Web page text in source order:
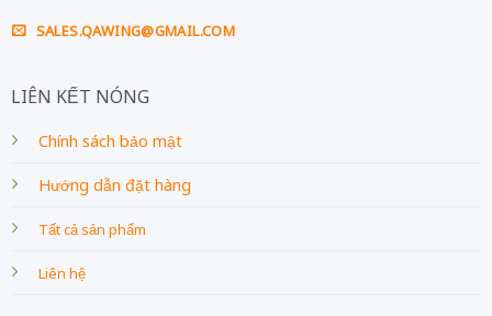
SALES.QAWING@GMAIL.COM
LIÊN KẾT NÓNG
Chính sách bảo mật
Hướng dẫn đặt hàng
Tất cả sản phẩm
Liên hệ